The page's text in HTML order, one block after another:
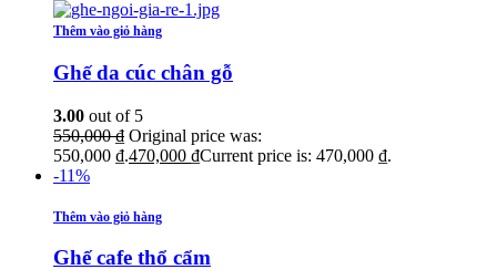
Thêm vào giỏ hàng
Ghế da cúc chân gỗ
3.00 out of 5
550,000₫ Original price was:
550,000 ₫.470,000 ₫Current price is: 470,000 ₫.
-11%
Thêm vào giỏ hàng
Ghế cafe thổ cẩm